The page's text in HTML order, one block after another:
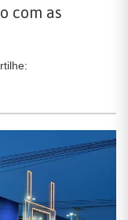
com as